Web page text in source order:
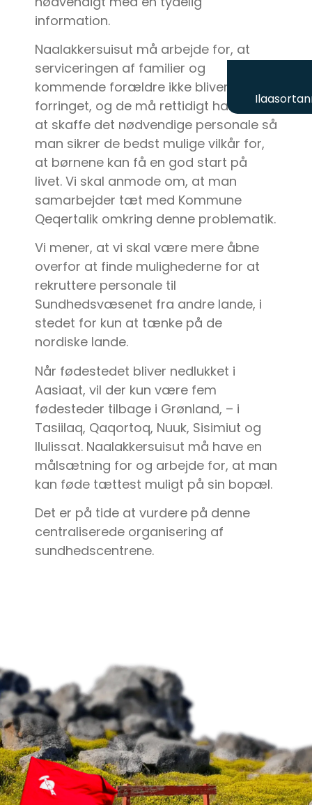
information.
Naalakkersuisut må arbejde for, at
serviceringen af familier og
kommende forældre ikke bliver
forringet, og de må rettidigt handle på
at skaffe det nødvendige personale så
man sikrer de bedst mulige vilkår for,
at børnene kan få en god start på
livet. Vi skal anmode om, at man
samarbejder tæt med Kommune
Qeqertalik omkring denne problematik.
Vi mener, at vi skal være mere åbne
overfor at finde mulighederne for at
rekruttere personale til
Sundhedsvæsenet fra andre lande, i
stedet for kun at tænke på de
nordiske lande.
Når fødestedet bliver nedlukket i
Aasiaat, vil der kun være fem
fødesteder tilbage i Grønland, – i
Tasiilaq, Qaqortoq, Nuuk, Sisimiut og
Ilulissat. Naalakkersuisut må have en
målsætning for og arbejde for, at man
kan føde tættest muligt på sin bopæl.
Det er på tide at vurdere på denne
centraliserede organisering af
sundhedscentrene.